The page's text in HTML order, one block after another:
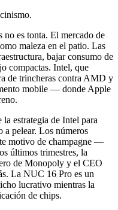
no es tonta. El mercado de
maleza en el patio. Las
bajar consumo de
compactas. Intel, que
de trincheras contra AMD y
mobile — donde Apple
estrategia de Intel para
a pelear. Los números
motivo de champagne —
últimos trimestres, la
de Monopoly y el CEO
La NUC 16 Pro es un
lucrativo mientras la
de chips.